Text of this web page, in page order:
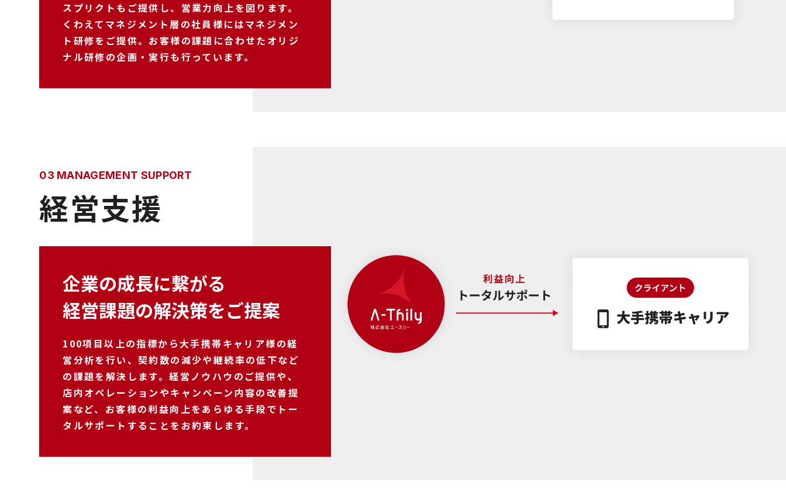
スプリクトもご提供し、営業力向上を図ります。
くわえてマネジメント層の社員様にはマネジメン
ト研修をご提供。お客様の課題に合わせたオリジ
ナル研修の企画・実行も行っています。
03 MANAGEMENT SUPPORT
経営支援
企業の成長に繋がる
経営課題の解決策をご提案
100項目以上の指標から大手携帯キャリア様の経
営分析を行い、契約数の減少や継続率の低下など
の課題を解決します。経営ノウハウのご提供や、
店内オペレーションやキャンペーン内容の改善提
案など、お客様の利益向上をあらゆる手段でトー
タルサポートすることをお約束します。